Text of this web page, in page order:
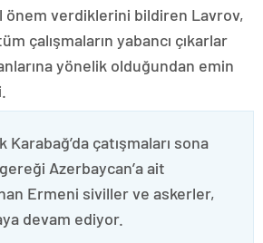
önem verdiklerini bildiren Lavrov,
çalışmaların yabancı çıkarlar
yönelik olduğundan emin
Karabağ’da çatışmaları sona
Azerbaycan’a ait
Ermeni siviller ve askerler,
devam ediyor.